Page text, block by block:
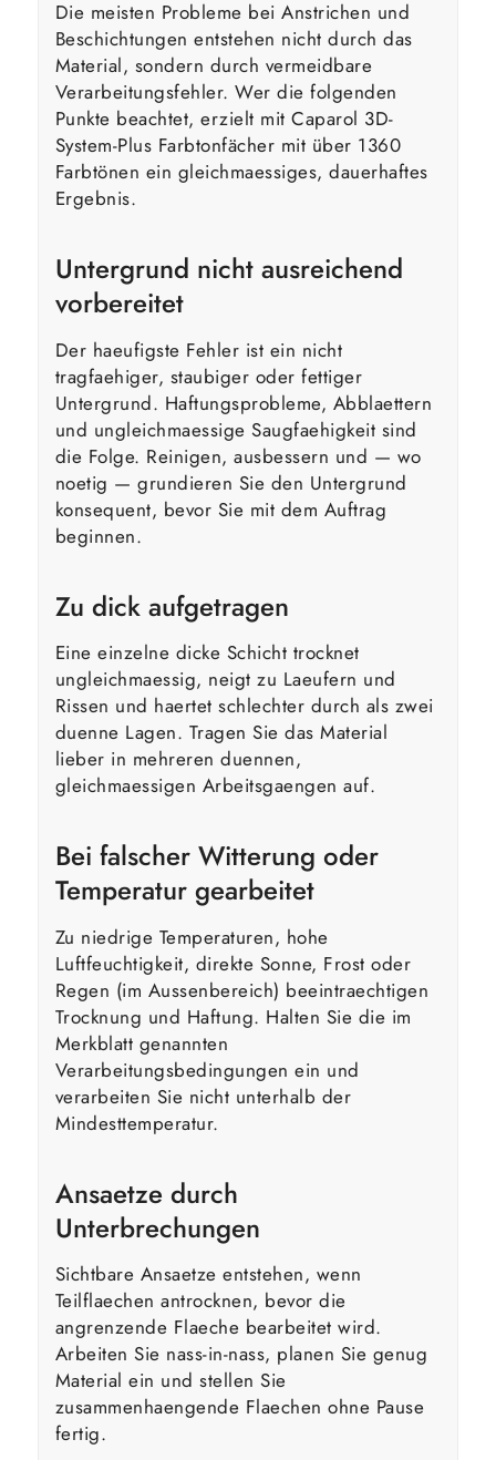
Die meisten Probleme bei Anstrichen und
Beschichtungen entstehen nicht durch das
Material, sondern durch vermeidbare
Verarbeitungsfehler. Wer die folgenden
Punkte beachtet, erzielt mit Caparol 3D-
System-Plus Farbtonfächer mit über 1360
Farbtönen ein gleichmaessiges, dauerhaftes
Ergebnis.
Untergrund nicht ausreichend
vorbereitet
Der haeufigste Fehler ist ein nicht
tragfaehiger, staubiger oder fettiger
Untergrund. Haftungsprobleme, Abblaettern
und ungleichmaessige Saugfaehigkeit sind
die Folge. Reinigen, ausbessern und — wo
noetig — grundieren Sie den Untergrund
konsequent, bevor Sie mit dem Auftrag
beginnen.
Zu dick aufgetragen
Eine einzelne dicke Schicht trocknet
ungleichmaessig, neigt zu Laeufern und
Rissen und haertet schlechter durch als zwei
duenne Lagen. Tragen Sie das Material
lieber in mehreren duennen,
gleichmaessigen Arbeitsgaengen auf.
Bei falscher Witterung oder
Temperatur gearbeitet
Zu niedrige Temperaturen, hohe
Luftfeuchtigkeit, direkte Sonne, Frost oder
Regen (im Aussenbereich) beeintraechtigen
Trocknung und Haftung. Halten Sie die im
Merkblatt genannten
Verarbeitungsbedingungen ein und
verarbeiten Sie nicht unterhalb der
Mindesttemperatur.
Ansaetze durch
Unterbrechungen
Sichtbare Ansaetze entstehen, wenn
Teilflaechen antrocknen, bevor die
angrenzende Flaeche bearbeitet wird.
Arbeiten Sie nass-in-nass, planen Sie genug
Material ein und stellen Sie
zusammenhaengende Flaechen ohne Pause
fertig.